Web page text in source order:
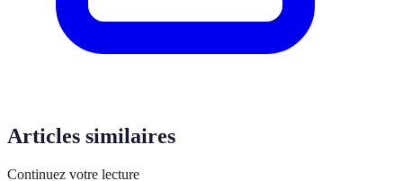
Articles similaires
Continuez votre lecture